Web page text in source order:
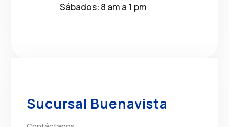
Sábados: 8 am a 1 pm
Sucursal Buenavista